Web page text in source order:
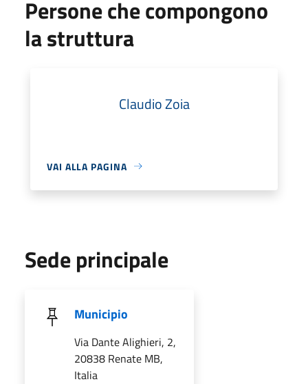
Persone che compongono
la struttura
Claudio Zoia
VAI ALLA PAGINA
Sede principale
Municipio
Via Dante Alighieri, 2,
20838 Renate MB,
Italia